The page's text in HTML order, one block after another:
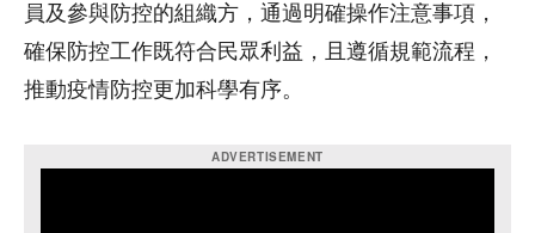
員及參與防控的組織方，通過明確操作注意事項，
確保防控工作既符合民眾利益，且遵循規範流程，
推動疫情防控更加科學有序。